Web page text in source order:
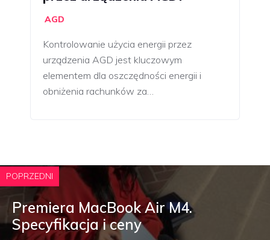
AGD
Kontrolowanie użycia energii przez
urządzenia AGD jest kluczowym
elementem dla oszczędności energii i
obniżenia rachunków za…
POPRZEDNI
Premiera MacBook Air M4.
Specyfikacja i ceny